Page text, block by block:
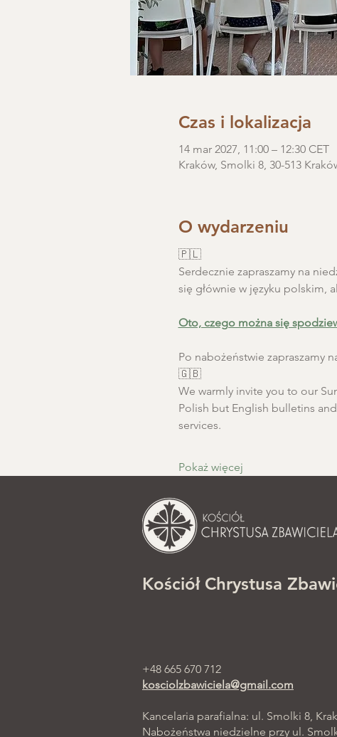
Czas i lokalizacja
14 mar 2027, 11:00 – 12:30 CET
Kraków, Smolki 8, 30-513
O wydarzeniu
🇵🇱
Serdecznie zapraszamy na
się głównie w języku polskim,
Oto, czego można się
Po nabożeństwie zapraszamy
🇬🇧
We warmly invite you to our
Polish but English bulletins
services.
Pokaż więcej
Kościół Chrystusa
+48 665 670 712
kosciolzbawiciela@gmail.com
Kancelaria parafialna: ul. Smolki 8,
Nabożeństwa niedzielne przy ul.